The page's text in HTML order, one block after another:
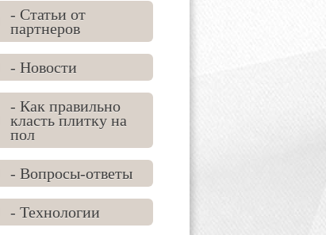
- Статьи от
партнеров
- Новости
- Как правильно
класть плитку на
пол
- Вопросы-ответы
- Технологии